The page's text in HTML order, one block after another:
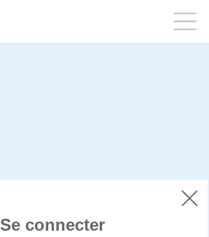

Se connecter